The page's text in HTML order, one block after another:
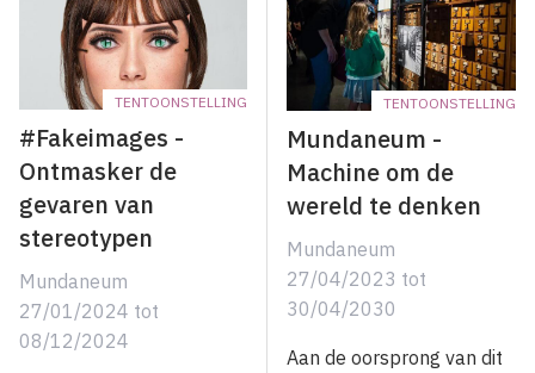
TENTOONSTELLING
#Fakeimages -
Ontmasker de
gevaren van
stereotypen
Mundaneum
27/01/2024 tot
08/12/2024
TENTOONSTELLING
Mundaneum -
Machine om de
wereld te denken
Mundaneum
27/04/2023 tot
30/04/2030
Aan de oorsprong van dit